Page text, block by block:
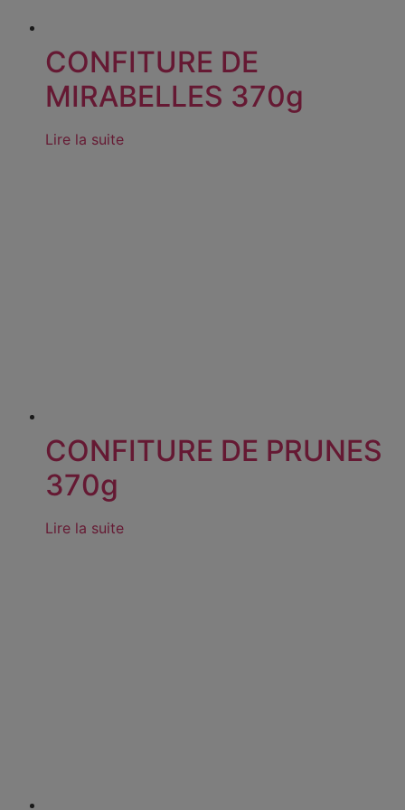
CONFITURE DE
MIRABELLES 370g
Lire la suite
CONFITURE DE PRUNES
370g
Lire la suite